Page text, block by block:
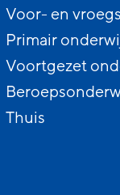
Voor- en
Primair
Voortgezet
Thuis